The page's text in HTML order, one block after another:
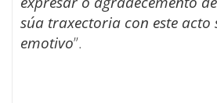
súa traxectoria con este acto
emotivo”.